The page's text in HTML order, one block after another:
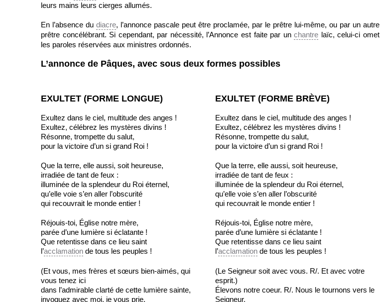
leurs mains leurs cierges allumés.
En l’absence du diacre, l’annonce pascale peut être proclamée, par le prêtre lui-même, ou par un autre
prêtre concélébrant. Si cependant, par nécessité, l’Annonce est faite par unchantre laïc, celui-ci omet
les paroles réservées aux ministres ordonnés.
L’annonce de Pâques, avec sous deux formes possibles
EXULTET (FORME LONGUE)
Exultez dans le ciel, multitude des anges !
Exultez, célébrez les mystères divins !
Résonne, trompette du salut,
pour la victoire d’un si grand Roi !
Que la terre, elle aussi, soit heureuse,
irradiée de tant de feux :
illuminée de la splendeur du Roi éternel,
qu’elle voie s’en aller l’obscurité
qui recouvrait le monde entier !
Réjouis-toi, Église notre mère,
parée d’une lumière si éclatante !
Que retentisse dans ce lieu saint
l’acclamation de tous les peuples !
(Et vous, mes frères et sœurs bien-aimés, qui
vous tenez ici
dans l’admirable clarté de cette lumière sainte,
invoquez avec moi, je vous prie,
EXULTET (FORME BRÈVE)
Exultez dans le ciel, multitude des anges !
Exultez, célébrez les mystères divins !
Résonne, trompette du salut,
pour la victoire d’un si grand Roi !
Que la terre, elle aussi, soit heureuse,
irradiée de tant de feux :
illuminée de la splendeur du Roi éternel,
qu’elle voie s’en aller l’obscurité
qui recouvrait le monde entier !
Réjouis-toi, Église notre mère,
parée d’une lumière si éclatante !
Que retentisse dans ce lieu saint
l’acclamation de tous les peuples !
(Le Seigneur soit avec vous. R/. Et avec votre
esprit.)
Élevons notre coeur. R/. Nous le tournons vers le
Seigneur.